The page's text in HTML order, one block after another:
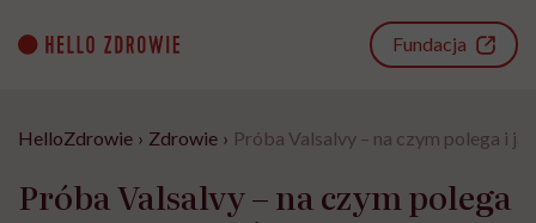
content
Fundacja
HelloZdrowie › Zdrowie › Próba Valsalvy – na czym polega i
Próba Valsalvy – na czym polega